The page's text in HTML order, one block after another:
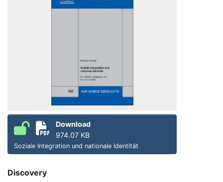
Download
974.07 KB
Soziale Integration und nationale Identität
Discovery